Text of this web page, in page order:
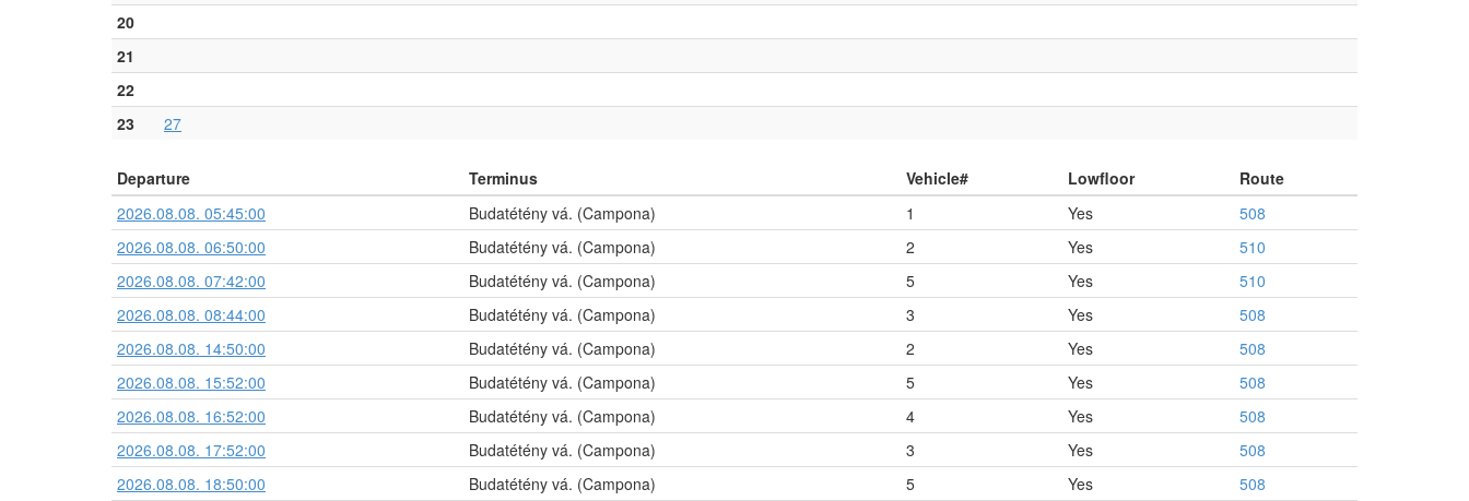
20
21
22
23
27
Departure Terminus Vehicle# Lowfloor
Route
2026.08.08. 05:45:00
Budatétény vá. (Campona) 1 Yes
508
2026.08.08. 06:50:00
Budatétény vá. (Campona) 2 Yes
510
2026.08.08. 07:42:00
Budatétény vá. (Campona) 5 Yes
510
2026.08.08. 08:44:00
Budatétény vá. (Campona) 3 Yes
508
2026.08.08. 14:50:00
Budatétény vá. (Campona) 2 Yes
508
2026.08.08. 15:52:00
Budatétény vá. (Campona) 5 Yes
508
2026.08.08. 16:52:00
Budatétény vá. (Campona) 4 Yes
508
2026.08.08. 17:52:00
Budatétény vá. (Campona) 3 Yes
508
2026.08.08. 18:50:00
Budatétény vá. (Campona) 5 Yes 508